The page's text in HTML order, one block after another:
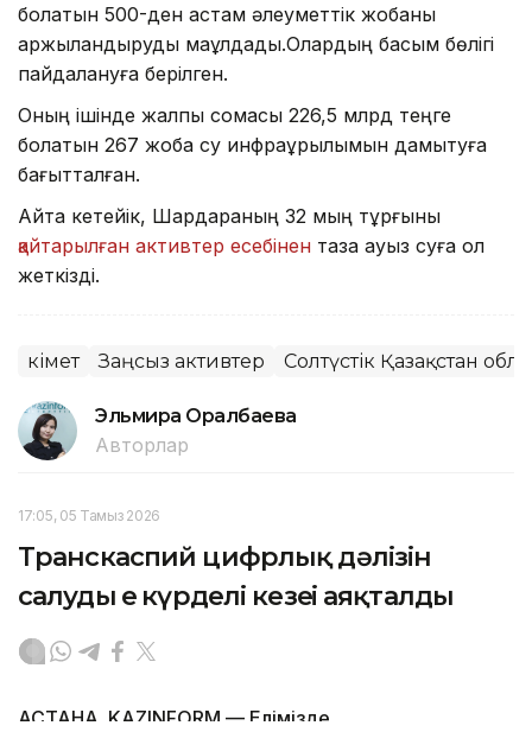
болатын 500-ден астам әлеуметтік жобаны
қаржыландыруды мақұлдады.Олардың басым бөлігі
пайдалануға берілген.
Оның ішінде жалпы сомасы 226,5 млрд теңге
болатын 267 жоба су инфрақұрылымын дамытуға
бағытталған.
Айта кетейік, Шардараның 32 мың тұрғыны
қайтарылған активтер есебінен таза ауыз суға қол
жеткізді.
Үкімет Заңсыз активтер Солтүстік Қазақстан
Эльмира Оралбаева
Авторлар
17:05, 05 Тамыз 2026
Транскаспий цифрлық дәлізін
салудың ең күрделі кезеңі аяқталды
АСТАНА. KAZINFORM — Елімізде